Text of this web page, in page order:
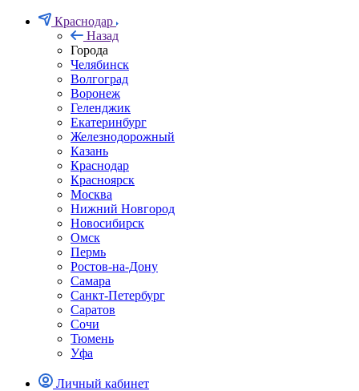
Краснодар
Назад
Города
Челябинск
Волгоград
Воронеж
Геленджик
Екатеринбург
Железнодорожный
Казань
Краснодар
Красноярск
Москва
Нижний Новгород
Новосибирск
Омск
Пермь
Ростов-на-Дону
Самара
Санкт-Петербург
Саратов
Сочи
Тюмень
Уфа
Личный кабинет